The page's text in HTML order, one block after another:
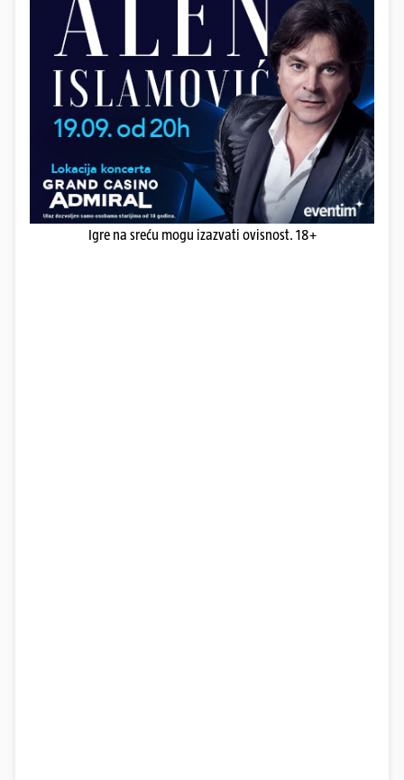
Igre na sreću mogu izazvati ovisnost. 18+